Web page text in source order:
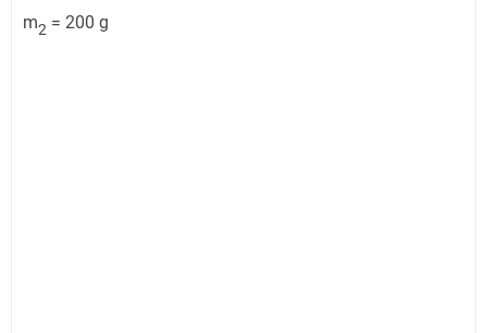
m2 = 200 g